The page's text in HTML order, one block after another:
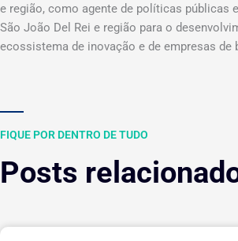
e região, como agente de políticas públicas
São João Del Rei e região para o
ecossistema de inovação e de empresas de
FIQUE POR DENTRO DE TUDO
Posts